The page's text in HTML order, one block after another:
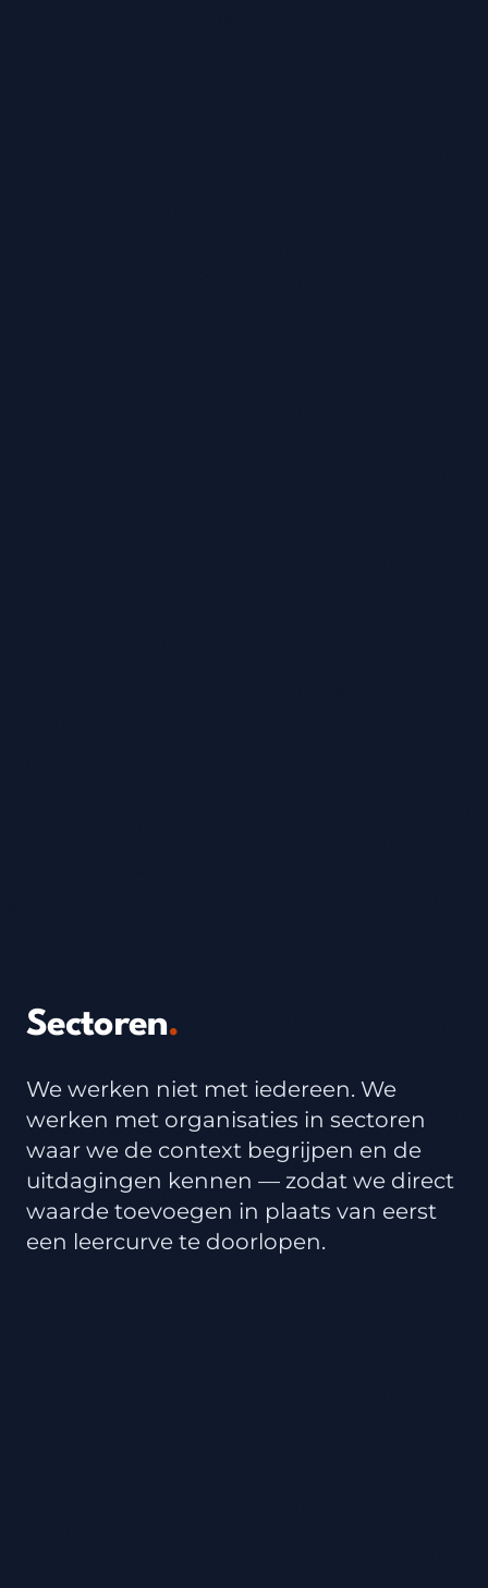
Sectoren.
We werken niet met iedereen. We
werken met organisaties in sectoren
waar we de context begrijpen en de
uitdagingen kennen — zodat we direct
waarde toevoegen in plaats van eerst
een leercurve te doorlopen.